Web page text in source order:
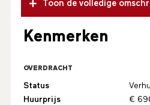
Toon de volledige
Kenmerken
OVERDRACHT
Status
Huurprijs
€